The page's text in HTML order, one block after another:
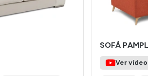
SOFÁ
Ver vídeo